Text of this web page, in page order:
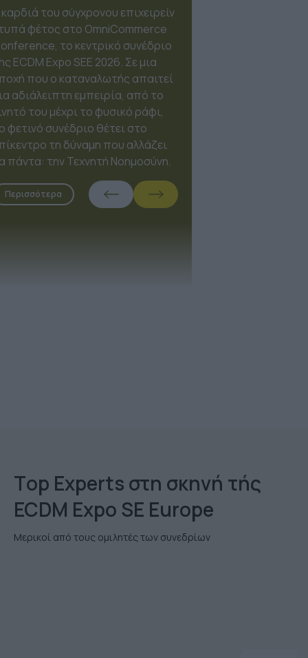
Το marketing δεν είναι πια μια
γραμμική διαδικασία, αλλά ένα
οικοσύστημα από χιλιάδες
δεδομένα. Στο πλαίσιο της ECDM
Expo 2026, το OmniMarketing
Conference έρχεται να
επαναπροσδιορίσει τον τρόπο
που τα brands συνδέονται με τους
ανθρώπους, τοποθετώντας την
Τεχνητή Νοημοσύνη στη θέση του
Περισσότερα
Τop Εxperts στη σκηνή τής
ECDM Expo SE Europe